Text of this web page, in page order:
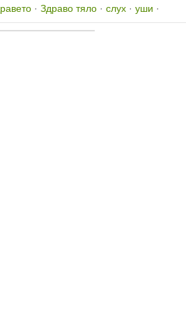
· Здраво тяло · слух · уши ·